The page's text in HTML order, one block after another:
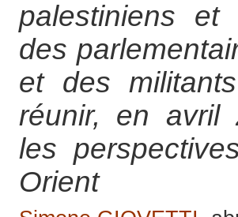
palestiniens et
des
et des
réunir, en avril
les
Orient